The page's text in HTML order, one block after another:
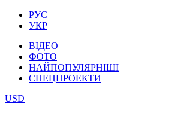
РУС
УКР
ВІДЕО
ФОТО
НАЙПОПУЛЯРНІШІ
СПЕЦПРОЕКТИ
USD